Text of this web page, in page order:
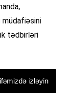
müdafiəsini
tədbirləri
izləyin